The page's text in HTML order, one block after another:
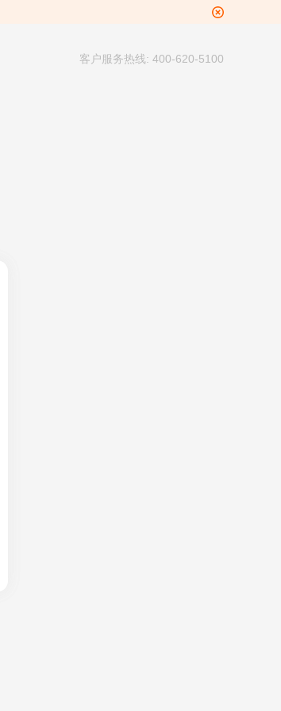
客户服务热线: 400-620-5100